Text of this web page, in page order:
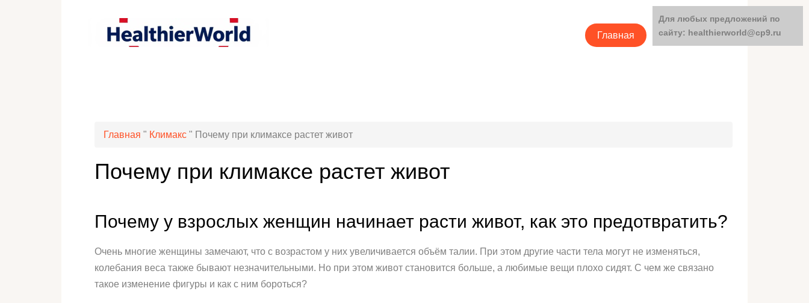
Главная Категории
Главная " Климакс " Почему при климаксе растет живот
Почему при климаксе растет живот
Почему у взрослых женщин начинает расти живот, как это предотвратить?
Очень многие женщины замечают, что с возрастом у них увеличивается объём талии. При этом другие части тела могут не изменяться,
колебания веса также бывают незначительными. Но при этом живот становится больше, а любимые вещи плохо сидят. С чем же связано
такое изменение фигуры и как с ним бороться?
Для любых предложений по
сайту: healthierworld@cp9.ru